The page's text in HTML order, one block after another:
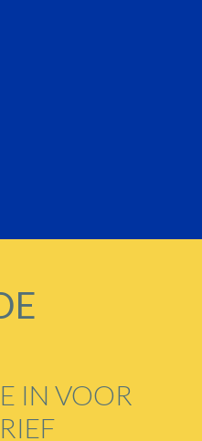
IN VOOR